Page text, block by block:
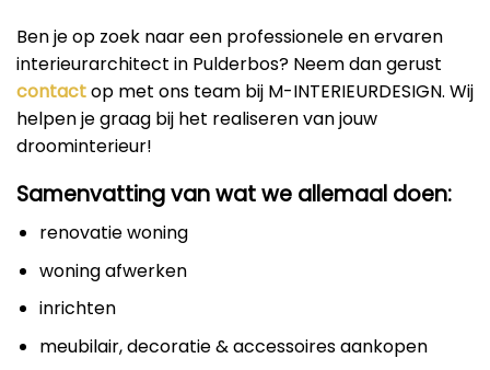
Ben je op zoek naar een professionele en ervaren
interieurarchitect in Pulderbos? Neem dan gerust
contactop met ons team bij M-INTERIEURDESIGN. Wij
helpen je graag bij het realiseren van jouw
droominterieur!
Samenvatting van wat we allemaal doen:
renovatie woning
woning afwerken
inrichten
meubilair, decoratie & accessoires aankopen